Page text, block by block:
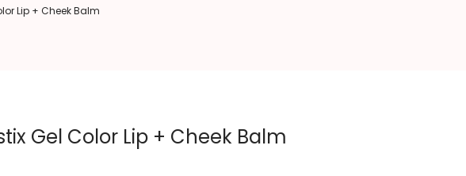
Lip + Cheek Balm
Gel Color Lip + Cheek Balm